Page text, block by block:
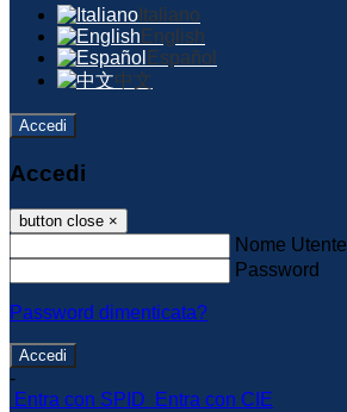
Italiano
English
Español
中文
Accedi
Accedi
button close ×
Nome Utente
Password
Password dimenticata?
-
Entra con SPID
Entra con CIE